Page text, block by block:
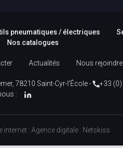
pneumatiques / électriques
Nos catalogues
Actualités Nous rejoindre
78210 Saint-Cyr-l'École -
+33
:
internet : Agence digitale : Netskiss